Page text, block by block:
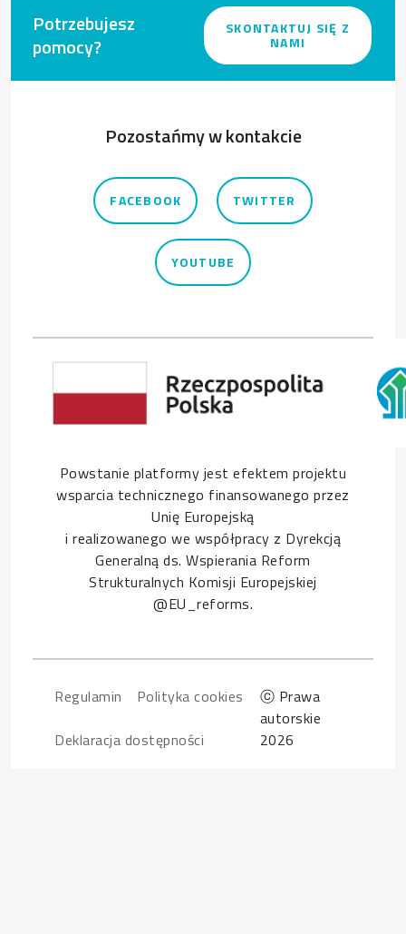
Potrzebujesz
pomocy?
SKONTAKTUJ SIĘ Z
NAMI
Pozostańmy w kontakcie
FACEBOOK TWITTER
YOUTUBE
Powstanie platformy jest efektem projektu
wsparcia technicznego finansowanego przez
Unię Europejską
i realizowanego we współpracy z Dyrekcją
Generalną ds. Wspierania Reform
Strukturalnych Komisji Europejskiej
@EU_reforms.
Regulamin
Polityka cookies
Deklaracja dostępności
ⓒ Prawa
autorskie
2026